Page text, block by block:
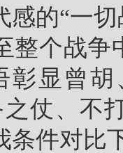
感的“一
整个战
彰显曾
仗、不
条件对比